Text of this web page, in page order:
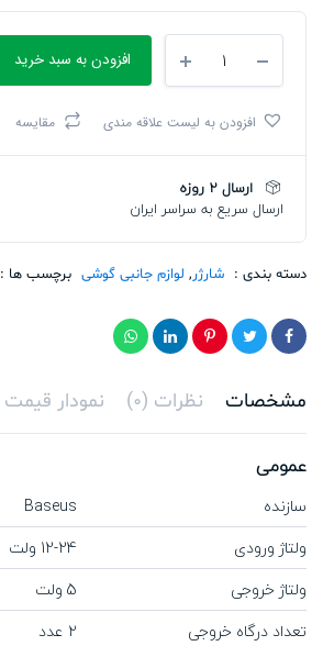
فندکی
مدل
Golden
Dual
Quick
افزودن به سبد خرید
افزودن به لیست علاقه مندی مقایسه
ارسال 2 روزه
ارسال سریع به سراسر ایران
دسته بندی : شارژر, لوازم جانبی گوشی برچسب ها :
مشخصات نظرات (0) نمودار قیمت
عمومی
سازنده
Baseus
ولتاژ ورودی
12-24 ولت
ولتاژ خروجی
5 ولت
تعداد درگاه خروجی
۲ عدد